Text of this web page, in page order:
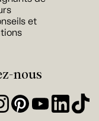
et
nous